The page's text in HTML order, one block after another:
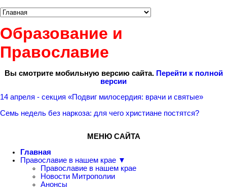
Образование и
Православие
Вы смотрите мобильную версию сайта. Перейти к полной
версии
14 апреля - секция «Подвиг милосердия: врачи и святые»
Семь недель без наркоза: для чего христиане постятся?
МЕНЮ САЙТА
Главная
Православие в нашем крае ▼
Православие в нашем крае
Новости Митрополии
Анонсы